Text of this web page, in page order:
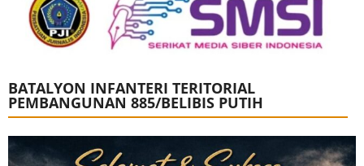
BATALYON INFANTERI TERITORIAL
PEMBANGUNAN 885/BELIBIS PUTIH